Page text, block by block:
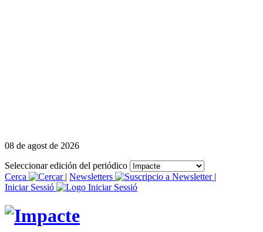
08 de agost de 2026
Seleccionar edición del periódico
Cerca
| Newsletters
|
Iniciar Sessió